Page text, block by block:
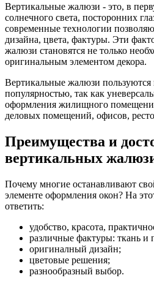
Вертикальные жалюзи - это, в
солнечного света, посторонних
современные технологии
дизайна, цвета, фактуры. Эти
жалюзи становятся не только
оригинальным элементом декора.
Вертикальные жалюзи пользуются
популярностью, так как
оформления жилищного
деловых помещений, офисов,
Преимущества и
вертикальных
Почему многие останавливают
элементе оформления окон? На
ответить:
удобство, красота,
различные фактуры: ткань и
оригиналный дизайн;
цветовые решения;
разнообразный выбор.